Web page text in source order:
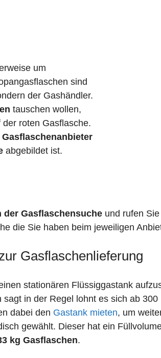
um
sind
der Gashändler.
tauschen wollen,
der roten Gasflasche.
Gasflaschenanbieter
abgebildet ist.
der Gasflaschensuche und rufen
die Sie haben beim jeweiligen
Gasflaschenlieferung
stationären Flüssiggastank
in der Regel lohnt es sich ab
dabei den Gastank mieten, um
gewählt. Dieser hat ein
kg Gasflaschen.